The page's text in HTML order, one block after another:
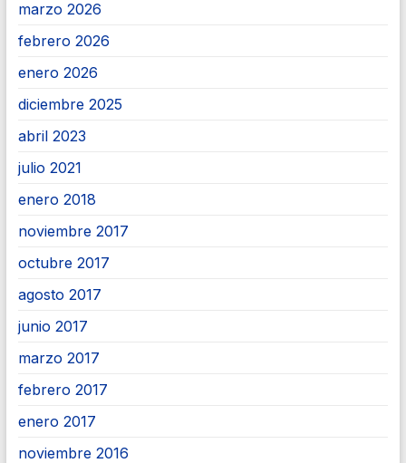
marzo 2026
febrero 2026
enero 2026
diciembre 2025
abril 2023
julio 2021
enero 2018
noviembre 2017
octubre 2017
agosto 2017
junio 2017
marzo 2017
febrero 2017
enero 2017
noviembre 2016